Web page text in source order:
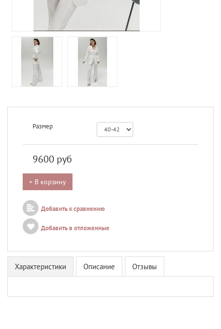
Размер
9600 руб
+ В корзину
Добавить к сравнению
Добавить в отложенные
Характеристики Описание Отзывы